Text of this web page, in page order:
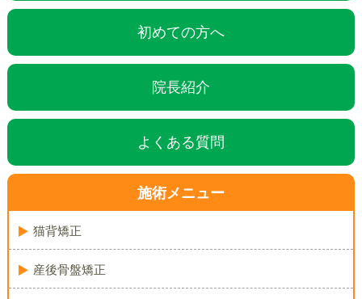
初めての方へ
院長紹介
よくある質問
施術メニュー
猫背矯正
産後骨盤矯正